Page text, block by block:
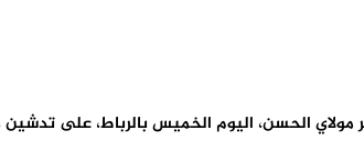
الحسن، اليوم الخميس بالرباط، على تدشين